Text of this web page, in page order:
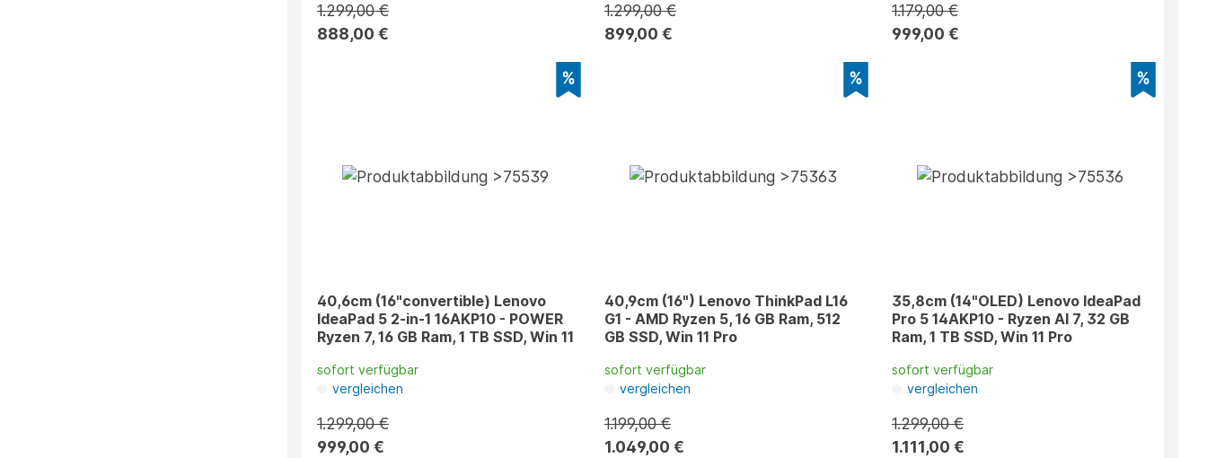
1.299,00 €
888,00 €
1.299,00 €
899,00 €
1.179,00 €
999,00 €
40,6cm (16"convertible) Lenovo
IdeaPad 5 2-in-1 16AKP10 - POWER
Ryzen 7, 16 GB Ram, 1 TB SSD, Win 11
sofort verfügbar
vergleichen
1.299,00 €
999,00 €
40,9cm (16") Lenovo ThinkPad L16
G1 - AMD Ryzen 5, 16 GB Ram, 512
GB SSD, Win 11 Pro
sofort verfügbar
vergleichen
1.199,00 €
1.049,00 €
35,8cm (14"OLED) Lenovo IdeaPad
Pro 5 14AKP10 - Ryzen AI 7, 32 GB
Ram, 1 TB SSD, Win 11 Pro
sofort verfügbar
vergleichen
1.299,00 €
1.111,00 €